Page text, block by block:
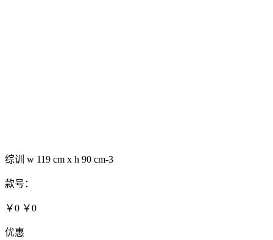
综训 w 119 cm x h 90 cm-3
款号：
￥0 ￥0
优惠